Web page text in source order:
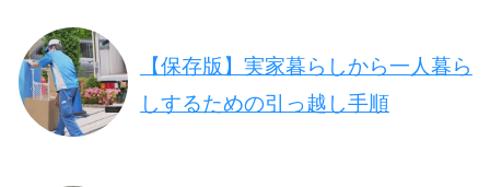
【保存版】実家暮らしから一人暮ら
しするための引っ越し手順